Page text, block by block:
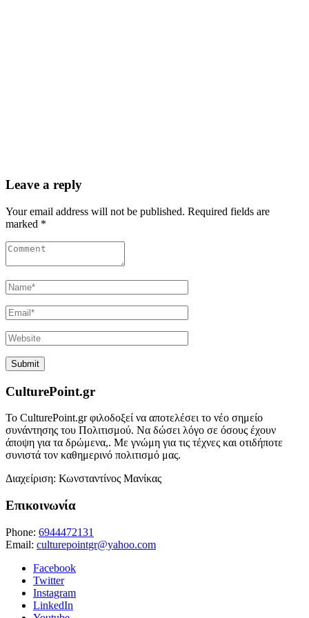
Leave a reply
Your email address will not be published. Required fields are
marked *
CulturePoint.gr
Το CulturePoint.gr φιλοδοξεί να αποτελέσει το νέο σημείο
συνάντησης του Πολιτισμού. Να δώσει λόγο σε όσους έχουν
άποψη για τα δρώμενα,. Με γνώμη για τις τέχνες και οτιδήποτε
συνιστά τον καθημερινό πολιτισμό μας.
Διαχείριση: Κωνσταντίνος Μανίκας
Επικοινωνία
Phone: 6944472131
Email: culturepointgr@yahoo.com
Facebook
Twitter
Instagram
LinkedIn